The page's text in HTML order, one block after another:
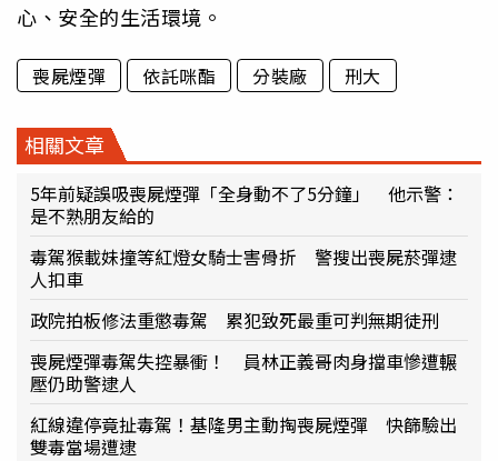
心、安全的生活環境。
喪屍煙彈 依託咪酯 分裝廠 刑大
相關文章
5年前疑誤吸喪屍煙彈「全身動不了5分鐘」 他示警：
是不熟朋友給的
毒駕猴載妹撞等紅燈女騎士害骨折 警搜出喪屍菸彈逮
人扣車
政院拍板修法重懲毒駕 累犯致死最重可判無期徒刑
喪屍煙彈毒駕失控暴衝！ 員林正義哥肉身擋車慘遭輾
壓仍助警逮人
紅線違停竟扯毒駕！基隆男主動掏喪屍煙彈 快篩驗出
雙毒當場遭逮